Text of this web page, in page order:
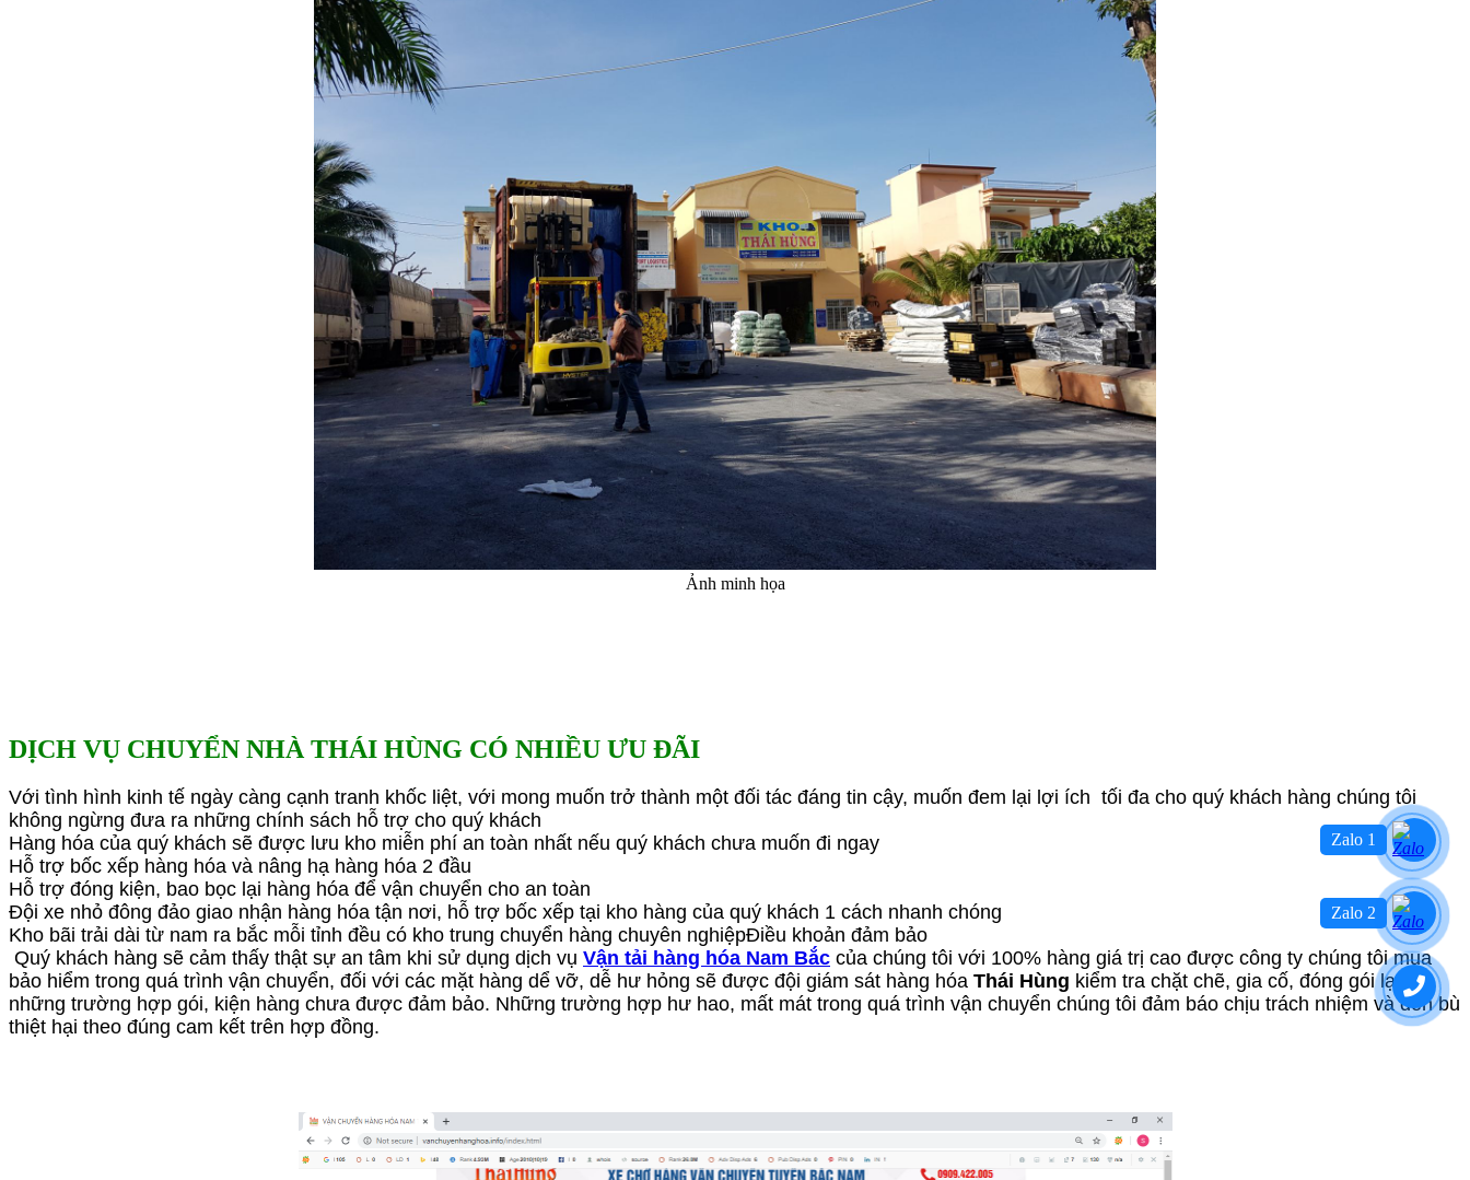
Ảnh minh họa
DỊCH VỤ CHUYỂN NHÀ THÁI HÙNG CÓ NHIỀU ƯU ĐÃI
Với tình hình kinh tế ngày càng cạnh tranh khốc liệt, với mong muốn trở thành một đối tác đáng tin cậy, muốn đem lại lợi ích tối đa cho quý khách hàng chúng tôi
không ngừng đưa ra những chính sách hỗ trợ cho quý khách
Hàng hóa của quý khách sẽ được lưu kho miễn phí an toàn nhất nếu quý khách chưa muốn đi ngay
Hỗ trợ bốc xếp hàng hóa và nâng hạ hàng hóa 2 đầu
Hỗ trợ đóng kiện, bao bọc lại hàng hóa để vận chuyển cho an toàn
Đội xe nhỏ đông đảo giao nhận hàng hóa tận nơi, hỗ trợ bốc xếp tại kho hàng của quý khách 1 cách nhanh chóng
Kho bãi trải dài từ nam ra bắc mỗi tỉnh đều có kho trung chuyển hàng chuyên nghiệpĐiều khoản đảm bảo
Quý khách hàng sẽ cảm thấy thật sự an tâm khi sử dụng dịch vụ Vận tải hàng hóa Nam Bắc của chúng tôi với 100% hàng giá trị cao được công ty chúng tôi mua
bảo hiểm trong quá trình vận chuyển, đối với các mặt hàng dể vỡ, dễ hư hỏng sẽ được đội giám sát hàng hóa Thái Hùng kiểm tra chặt chẽ, gia cố, đóng gói lại
những trường hợp gói, kiện hàng chưa được đảm bảo. Những trường hợp hư hao, mất mát trong quá trình vận chuyển chúng tôi đảm báo chịu trách nhiệm và đền bù
thiệt hại theo đúng cam kết trên hợp đồng.
Zalo 1
Zalo 2